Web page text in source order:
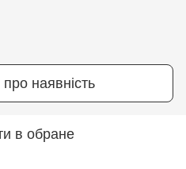
наявність
в обране